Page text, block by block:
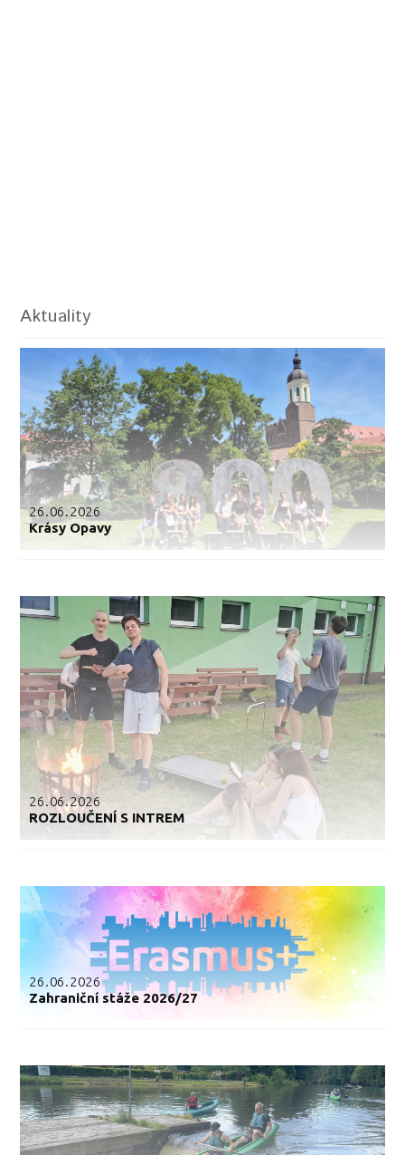
Aktuality
26.06.2026
Krásy Opavy
26.06.2026
ROZLOUČENÍ S INTREM
26.06.2026
Zahraniční stáže 2026/27